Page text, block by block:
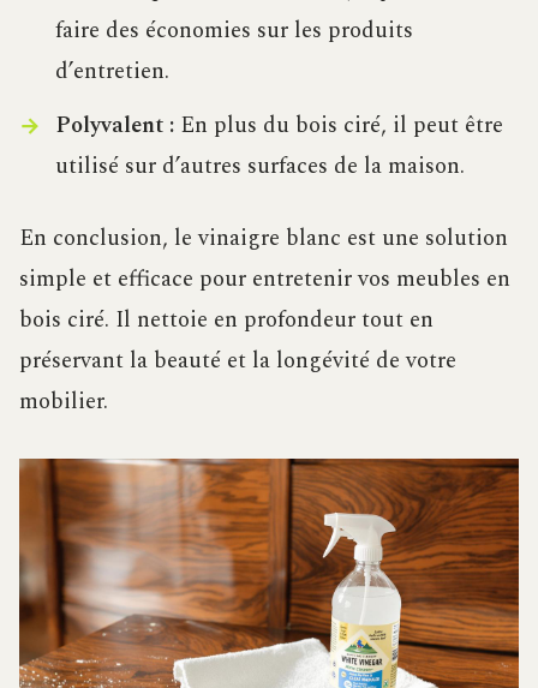
faire des économies sur les produits
d’entretien.
Polyvalent :En plus du bois ciré, il peut être
utilisé sur d’autres surfaces de la maison.
En conclusion, le vinaigre blanc est une solution
simple et efficace pour entretenir vos meubles en
bois ciré. Il nettoie en profondeur tout en
préservant la beauté et la longévité de votre
mobilier.